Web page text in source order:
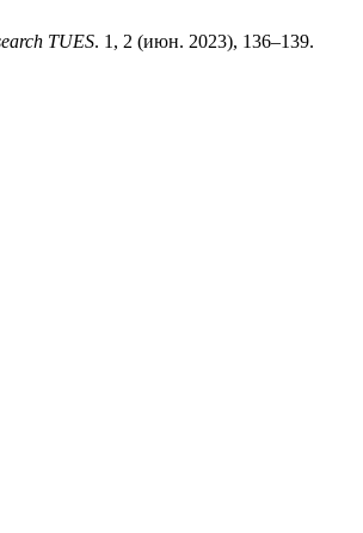
TUES. 1, 2 (июн. 2023), 136–139.